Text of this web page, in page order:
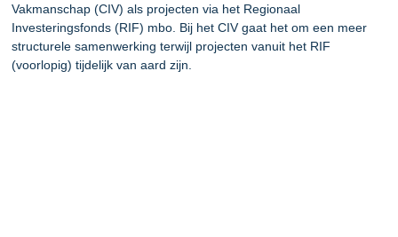
Vakmanschap (CIV) als projecten via het Regionaal
Investeringsfonds (RIF) mbo. Bij het CIV gaat het om een meer
structurele samenwerking terwijl projecten vanuit het RIF
(voorlopig) tijdelijk van aard zijn.